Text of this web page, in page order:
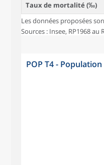
Taux de mortalité (‰)
Les données proposées
Sources : Insee, RP1968
POP T4 -